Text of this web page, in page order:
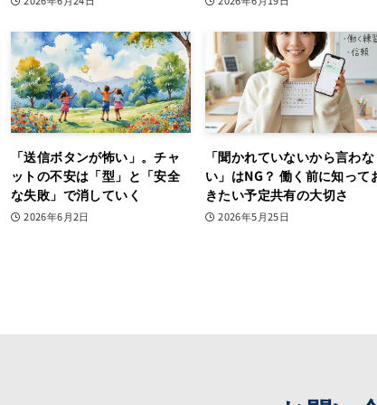
「送信ボタンが怖い」。チャ
ットの不安は「型」と「安全
な失敗」で消していく
2026年6月2日
「聞かれていないから言わな
い」はNG？ 働く前に知って
きたい予定共有の大切さ
2026年5月25日